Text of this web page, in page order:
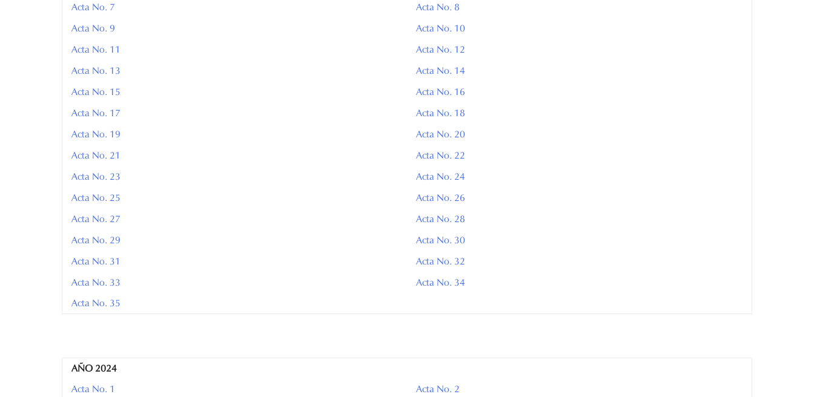
Acta No. 7
Acta No. 8
Acta No. 9
Acta No. 10
Acta No. 11
Acta No. 12
Acta No. 13
Acta No. 14
Acta No. 15
Acta No. 16
Acta No. 17
Acta No. 18
Acta No. 19
Acta No. 20
Acta No. 21
Acta No. 22
Acta No. 23
Acta No. 24
Acta No. 25
Acta No. 26
Acta No. 27
Acta No. 28
Acta No. 29
Acta No. 30
Acta No. 31
Acta No. 32
Acta No. 33
Acta No. 34
Acta No. 35
AÑO 2024
Acta No. 1
Acta No. 2